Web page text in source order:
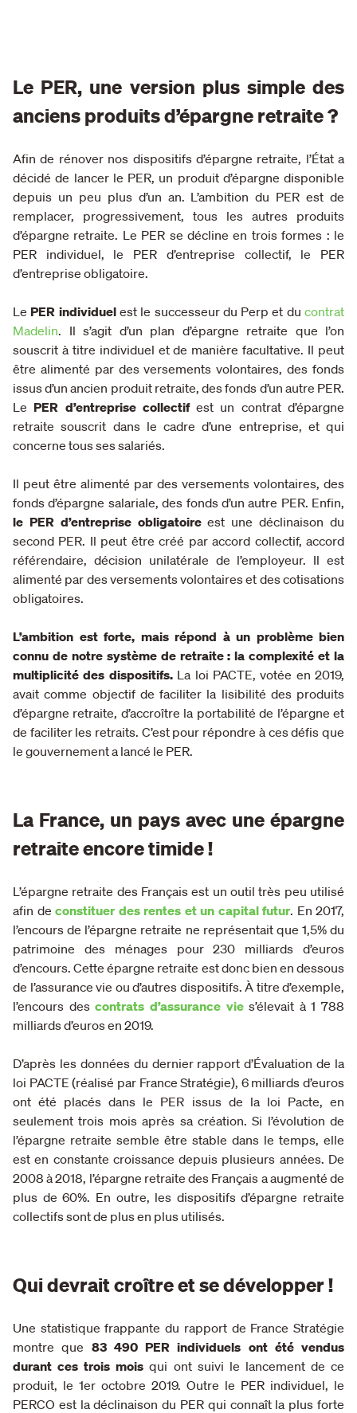
Le PER, une version plus simple des
anciens produits d’épargne retraite ?
Afin de rénover nos dispositifs d’épargne retraite, l’État a
décidé de lancer le PER, un produit d’épargne disponible
depuis un peu plus d’un an. L’ambition du PER est de
remplacer, progressivement, tous les autres produits
d’épargne retraite. Le PER se décline en trois formes : le
PER individuel, le PER d’entreprise collectif, le PER
d’entreprise obligatoire.
Le PER individuelest le successeur du Perp et ducontrat
Madelin. Il s’agit d’un plan d’épargne retraite que l’on
souscrit à titre individuel et de manière facultative. Il peut
être alimenté par des versements volontaires, des fonds
issus d’un ancien produit retraite, des fonds d’un autre PER.
Le PER d’entreprise collectifest un contrat d’épargne
retraite souscrit dans le cadre d’une entreprise, et qui
concerne tous ses salariés.
Il peut être alimenté par des versements volontaires, des
fonds d’épargne salariale, des fonds d’un autre PER. Enfin,
le PER d’entreprise obligatoireest une déclinaison du
second PER. Il peut être créé par accord collectif, accord
référendaire, décision unilatérale de l’employeur. Il est
alimenté par des versements volontaires et des cotisations
obligatoires.
L’ambition est forte, mais répond à un problème bien
connu de notre système de retraite : la complexité et la
multiplicité des dispositifs.La loi PACTE, votée en 2019,
avait comme objectif de faciliter la lisibilité des produits
d’épargne retraite, d’accroître la portabilité de l’épargne et
de faciliter les retraits. C’est pour répondre à ces défis que
le gouvernement a lancé le PER.
La France, un pays avec une épargne
retraite encore timide !
L’épargne retraite des Français est un outil très peu utilisé
afin de constituer des rentes et un capital futur. En 2017,
l’encours de l’épargne retraite ne représentait que 1,5% du
patrimoine des ménages pour 230 milliards d’euros
d’encours. Cette épargne retraite est donc bien en dessous
de l’assurance vie ou d’autres dispositifs. À titre d’exemple,
l’encours descontrats d’assurance vies’élevait à 1 788
milliards d’euros en 2019.
D’après les données du dernier rapport d’Évaluation de la
loi PACTE (réalisé par France Stratégie), 6 milliards d’euros
ont été placés dans le PER issus de la loi Pacte, en
seulement trois mois après sa création. Si l’évolution de
l’épargne retraite semble être stable dans le temps, elle
est en constante croissance depuis plusieurs années. De
2008 à 2018, l’épargne retraite des Français a augmenté de
plus de 60%. En outre, les dispositifs d’épargne retraite
collectifs sont de plus en plus utilisés.
Qui devrait croître et se développer !
Une statistique frappante du rapport de France Stratégie
montre que 83 490 PER individuels ont été vendus
durant ces trois mois qui ont suivi le lancement de ce
produit, le 1er octobre 2019. Outre le PER individuel, le
PERCO est la déclinaison du PER qui connaît la plus forte